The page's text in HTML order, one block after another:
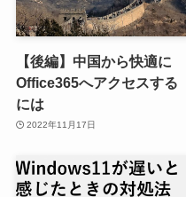
【後編】中国から快適に
Office365へアクセスする
には
2022年11月17日